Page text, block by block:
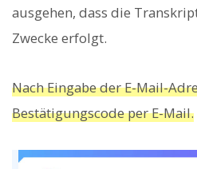
ausgehen, dass die
Zwecke erfolgt.
Nach Eingabe der E-Mail-
Bestätigungscode per E-Mail.